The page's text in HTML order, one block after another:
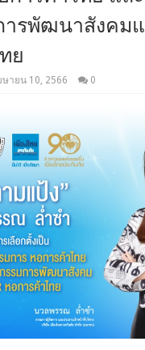
รพัฒนาสังคมแ
ย
ษายน 10, 2566 0